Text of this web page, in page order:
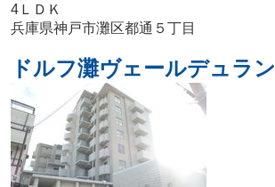
4ＬＤＫ
兵庫県神戸市灘区都通５丁目
ドルフ灘ヴェールデュラン